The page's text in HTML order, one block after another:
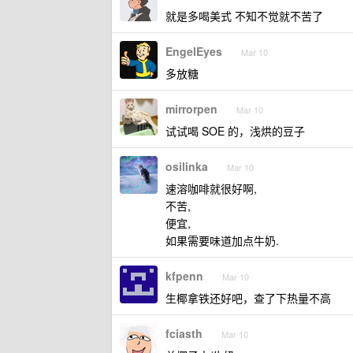
就是多喝美式 不知不觉就不苦了
EngelEyes Mar 10
多放糖
mirrorpen Mar 10
试试喝 SOE 的，浅烘的豆子
osilinka Mar 10
速溶咖啡就很好啊,
不苦,
便宜,
如果需要味道加点牛奶.
kfpenn Mar 10
生椰拿铁还好吧，查了下热量不高
fciasth Mar 10